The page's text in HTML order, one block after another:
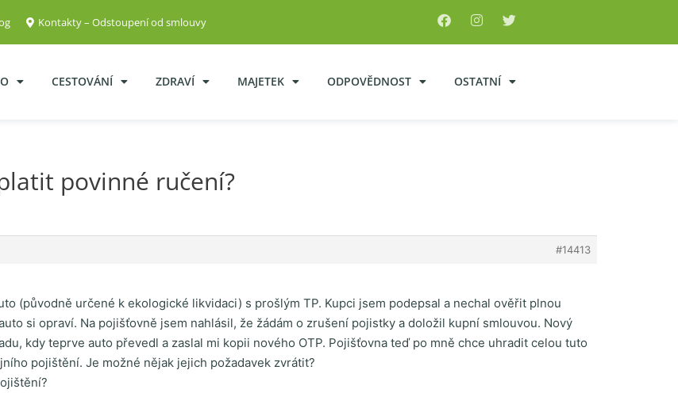
Kontakty – Odstoupení od smlouvy
CESTOVÁNÍ ZDRAVÍ MAJETEK ODPOVĚDNOST OSTATNÍ
povinné ručení?
#14413
(původně určené k ekologické likvidaci) s prošlým TP. Kupci jsem podepsal a nechal ověřit plnou
si opraví. Na pojišťovně jsem nahlásil, že žádám o zrušení pojistky a doložil kupní smlouvou. Nový
kdy teprve auto převedl a zaslal mi kopii nového OTP. Pojišťovna teď po mně chce uhradit celou tuto
pojištění. Je možné nějak jejich požadavek zvrátit?